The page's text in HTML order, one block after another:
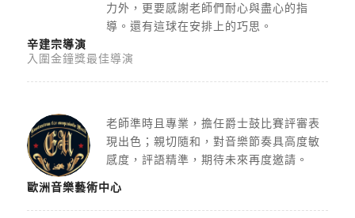
力外，更要感謝老師們耐心與盡心的指
導。 還有這球在安排上的巧思。
辛建宗導演
入圍金鐘獎最佳導演
老師準時且專業，擔任爵士鼓比賽評審表
現出色；親切隨和， 對音樂節奏具高度敏
感度，評語精準，期待未來再度邀請。
歐洲音樂藝術中心